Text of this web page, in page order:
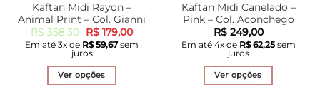
Kaftan Midi Rayon –
Animal Print – Col. Gianni
R$358,30 O
preço
original
era:
R$ 358,30.
R$179,00O
preço
atual
Em até 3x de R$59,67sem
juros
Ver opções
Kaftan Midi Canelado –
Pink – Col. Aconchego
R$249,00
Em até 4x de R$62,25sem
juros
Ver opções